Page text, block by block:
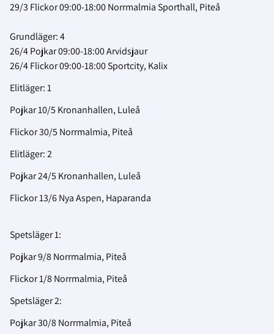
29/3 Flickor 09:00-18:00 Norrmalmia Sporthall, Piteå
Grundläger: 4
26/4 Pojkar 09:00-18:00 Arvidsjaur
26/4 Flickor 09:00-18:00 Sportcity, Kalix
Elitläger: 1
Pojkar 10/5 Kronanhallen, Luleå
Flickor 30/5 Norrmalmia, Piteå
Elitläger: 2
Pojkar 24/5 Kronanhallen, Luleå
Flickor 13/6 Nya Aspen, Haparanda
Spetsläger 1:
Pojkar 9/8 Norrmalmia, Piteå
Flickor 1/8 Norrmalmia, Piteå
Spetsläger 2:
Pojkar 30/8 Norrmalmia, Piteå